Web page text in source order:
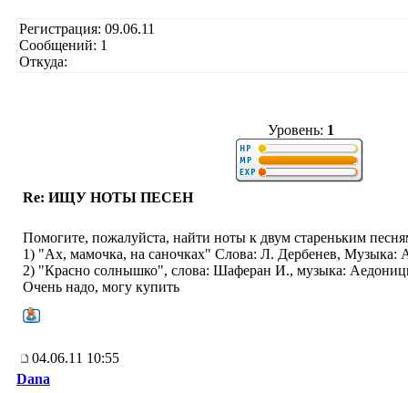
Регистрация: 09.06.11
Сообщений: 1
Откуда:
Уровень: 1
Re: ИЩУ НОТЫ ПЕСЕН
Помогите, пожалуйста, найти ноты к двум стареньким
1) "Ах, мамочка, на саночках" Слова: Л. Дербенев, Музыка:
2) "Красно солнышко", слова: Шаферан И., музыка:
Очень надо, могу купить
04.06.11 10:55
Dana